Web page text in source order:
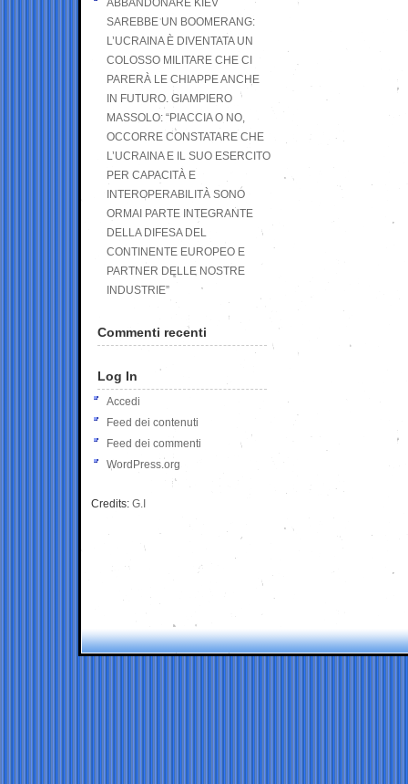
ABBANDONARE KIEV
SAREBBE UN BOOMERANG:
L’UCRAINA È DIVENTATA UN
COLOSSO MILITARE CHE CI
PARERÀ LE CHIAPPE ANCHE
IN FUTURO. GIAMPIERO
MASSOLO: “PIACCIA O NO,
OCCORRE CONSTATARE CHE
L’UCRAINA E IL SUO ESERCITO
PER CAPACITÀ E
INTEROPERABILITÀ SONO
ORMAI PARTE INTEGRANTE
DELLA DIFESA DEL
CONTINENTE EUROPEO E
PARTNER DELLE NOSTRE
INDUSTRIE”
Commenti recenti
Log In
Accedi
Feed dei contenuti
Feed dei commenti
WordPress.org
Credits: G.I